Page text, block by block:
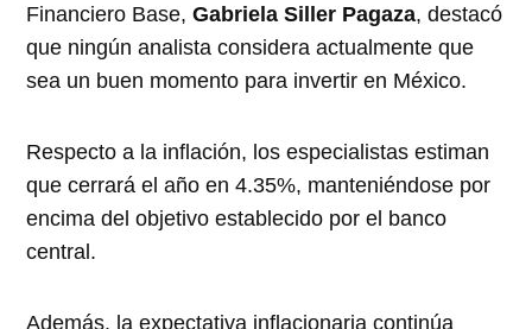
Financiero Base,Gabriela Siller Pagaza, destacó
que ningún analista considera actualmente que
sea un buen momento para invertir en México.
Respecto a la inflación, los especialistas estiman
que cerrará el año en 4.35%, manteniéndose por
encima del objetivo establecido por el banco
central.
Además, la expectativa inflacionaria continúa